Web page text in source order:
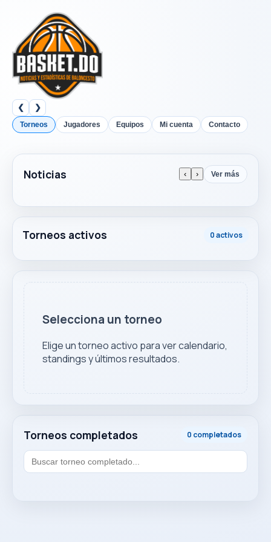
❮ ❯
Torneos Jugadores Equipos Mi cuenta Contacto
Noticias ‹ › Ver más
Torneos activos 0 activos
Torneos completados 0 completados
Selecciona un torneo
Elige un torneo activo para ver calendario,
standings y últimos resultados.